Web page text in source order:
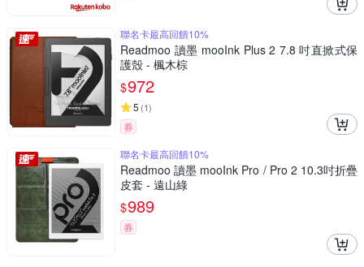
聯名卡最高回饋10%
Readmoo 讀墨 mooInk Plus 2 7.8 吋直掀式保
護殼 - 楓木棕
$972
5 (1)
券
聯名卡最高回饋10%
Readmoo 讀墨 mooInk Pro / Pro 2 10.3吋折疊
皮套 - 遠山綠
$989
券